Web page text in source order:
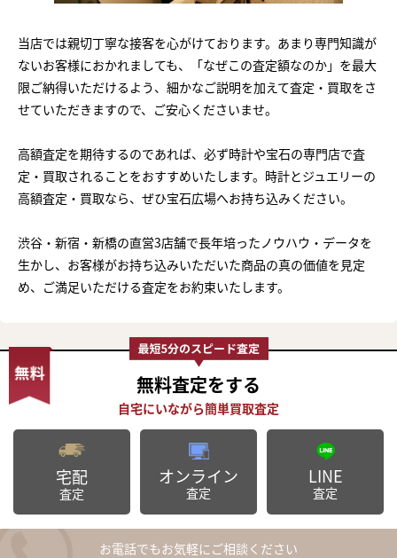
当店では親切丁寧な接客を心がけております。あまり専門知識が
ないお客様におかれましても、「なぜこの査定額なのか」を最大
限ご納得いただけるよう、細かなご説明を加えて査定・買取をさ
せていただきますので、ご安心くださいませ。
高額査定を期待するのであれば、必ず時計や宝石の専門店で査
定・買取されることをおすすめいたします。時計とジュエリーの
高額査定・買取なら、ぜひ宝石広場へお持ち込みください。
渋谷・新宿・新橋の直営3店舗で長年培ったノウハウ・データを
生かし、お客様がお持ち込みいただいた商品の真の価値を見定
め、ご満足いただける査定をお約束いたします。
無料査定をする
宅配
査定
オンライン
査定
LINE
査定
お電話でもお気軽にご相談ください